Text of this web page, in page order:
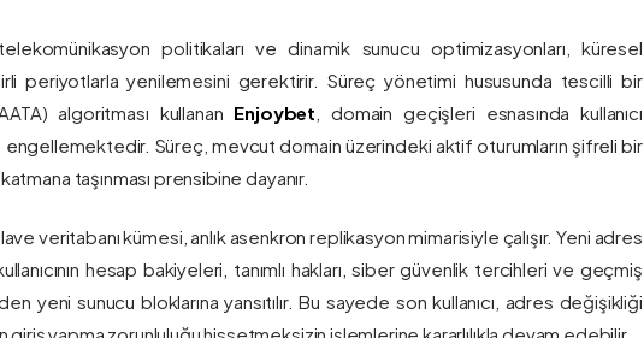
politikaları ve dinamik sunucu optimizasyonları, küresel
periyotlarla yenilemesini gerektirir. Süreç yönetimi hususunda tescilli bir
algoritması kullanan Enjoybet , domain geçişleri esnasında kullanıcı
engellemektedir. Süreç, mevcut domain üzerindeki aktif oturumların şifreli bir
taşınması prensibine dayanır.
veritabanı kümesi, anlık asenkron replikasyon mimarisiyle çalışır. Yeni adres
hesap bakiyeleri, tanımlı hakları, siber güvenlik tercihleri ve geçmiş
yeni sunucu bloklarına yansıtılır. Bu sayede son kullanıcı, adres değişikliği